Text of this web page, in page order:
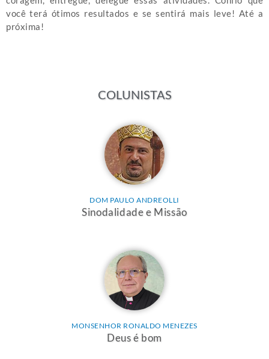
você terá ótimos resultados e se sentirá mais leve! Até a
próxima!
COLUNISTAS
DOM PAULO ANDREOLLI
Sinodalidade e Missão
MONSENHOR RONALDO MENEZES
Deus é bom